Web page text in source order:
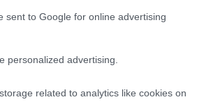
sent to Google for online advertising
personalized advertising.
related to analytics like cookies on
per soddisfare
modelli con
a giocare in sicurezza.
rendendoli ideali